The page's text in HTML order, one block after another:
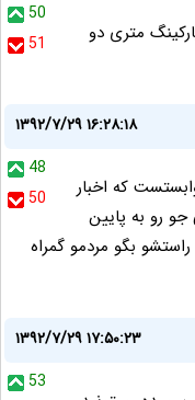
50
51
و پارکینگ متری دو
۱۳۹۲/۷/۲۹ ۱۶:۲۸:۱۸
48
50
که اخبار
رو به پایین
بگو مردمو گمراه
۱۳۹۲/۷/۲۹ ۱۷:۵۰:۲۳
53